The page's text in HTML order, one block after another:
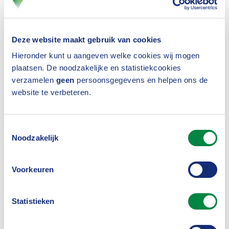
Deze website maakt gebruik van cookies
Hieronder kunt u aangeven welke cookies wij mogen
plaatsen. De noodzakelijke en statistiekcookies
verzamelen geen persoonsgegevens en helpen ons de
website te verbeteren.
Noodzakelijk
Voorkeuren
Statistieken
Sjoerd van den Heuvel
AI and liability
Implementation of DORA: tips
from Rudrani Djwalapersad